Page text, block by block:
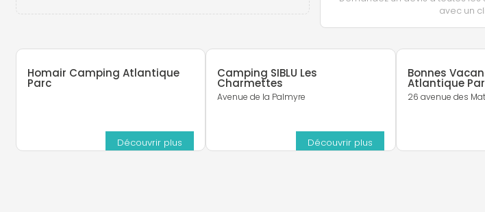
avec un
Homair Camping Atlantique
Parc
Découvrir plus
Camping SIBLU Les
Charmettes
Avenue de la Palmyre
Découvrir plus
Bonnes
Atlantique
26 avenue des